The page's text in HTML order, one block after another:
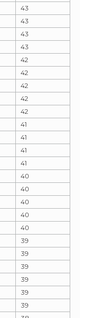
43
43
43
43
42
42
42
42
42
41
41
41
41
40
40
40
40
40
39
39
39
39
39
39